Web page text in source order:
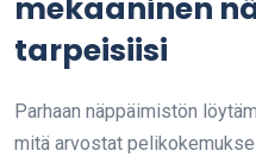
mekaaninen
tarpeisiisi
Parhaan näppäimistön
mitä arvostat